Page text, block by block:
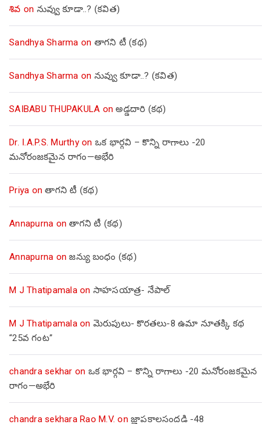
శివ on నువ్వు కూడా..? (కవిత)
Sandhya Sharma on తాగని టీ (కథ)
Sandhya Sharma on నువ్వు కూడా..? (కవిత)
SAIBABU THUPAKULA onఅడ్డదారి (కథ)
Dr. I.A.P.S. Murthyon ఒక భార్గవి – కొన్ని రాగాలు -20
మనోరంజకమైన రాగం—అభేరి
Priya onతాగని టీ (కథ)
Annapurna onతాగని టీ (కథ)
Annapurna onజన్యు బంధం (కథ)
M J Thatipamalaon సాహసయాత్ర- నేపాల్‌
M J Thatipamalaon మెరుపులు- కొరతలు-8 ఉమా నూతక్కి కథ
“25వ గంట”
chandra sekhar on ఒక భార్గవి – కొన్ని రాగాలు -20 మనోరంజకమైన
రాగం—అభేరి
chandra sekhara Rao M.V. on జ్ఞాపకాలసందడి -48